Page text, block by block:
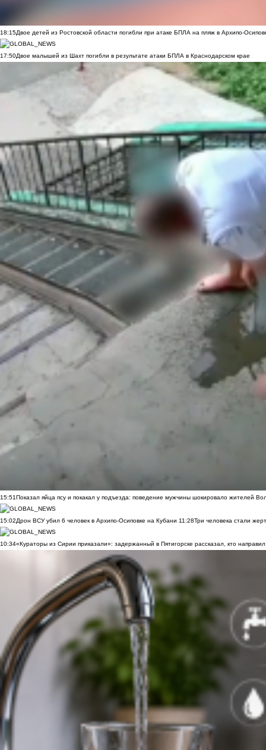
18:15Двое детей из Ростовской области погибли при атаке БПЛА на пляж в Архипо-
17:50Двое малышей из Шахт погибли в результате атаки БПЛА в Краснодарском крае
15:51Показал яйца псу и покакал у подъезда: поведение мужчины шокировало жителей
15:02Дрон ВСУ убил 6 человек в Архипо-Осиповке на Кубани 11:28Три человека стали
10:34«Кураторы из Сирии приказали»: задержанный в Пятигорске рассказал, кто направил